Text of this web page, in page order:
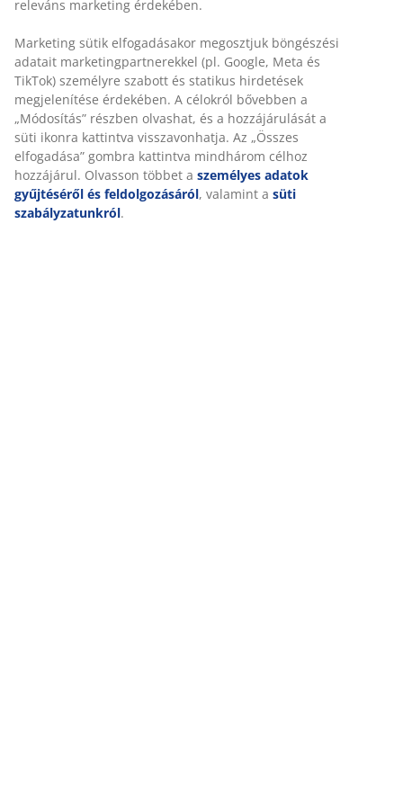
SKU: 3621054
Összeszerelési útmutató
Részletes Adatok
Értékelések
(211)
releváns marketing érdekében.
Marketing sütik elfogadásakor megosztjuk böngészési
adatait marketingpartnerekkel (pl. Google, Meta és
TikTok) személyre szabott és statikus hirdetések
megjelenítése érdekében. A célokról bővebben a
„Módosítás” részben olvashat, és a hozzájárulását a
süti ikonra kattintva visszavonhatja. Az „Összes
elfogadása” gombra kattintva mindhárom célhoz
hozzájárul. Olvasson többet a személyes adatok
gyűjtéséről és feldolgozásáról, valamint a süti
szabályzatunkról.